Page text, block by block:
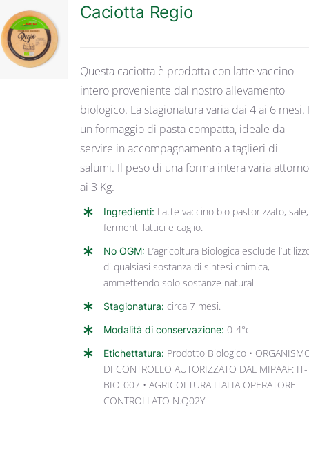
DETTAGLI
Caciotta Regio
Questa caciotta è prodotta con latte vaccino
intero proveniente dal nostro allevamento
biologico. La stagionatura varia dai 4 ai 6 mesi.
un formaggio di pasta compatta, ideale da
servire in accompagnamento a taglieri di
salumi. Il peso di una forma intera varia attorno
ai 3 Kg.
Ingredienti: Latte vaccino bio pastorizzato, sale,
fermenti lattici e caglio.
No OGM: L’agricoltura Biologica esclude
di qualsiasi sostanza di sintesi chimica,
ammettendo solo sostanze naturali.
Stagionatura: circa 7 mesi.
Modalità di conservazione: 0-4°c
Etichettatura: Prodotto Biologico •
DI CONTROLLO AUTORIZZATO DAL MIPAAF: IT-
BIO-007 • AGRICOLTURA ITALIA OPERATORE
CONTROLLATO N.Q02Y